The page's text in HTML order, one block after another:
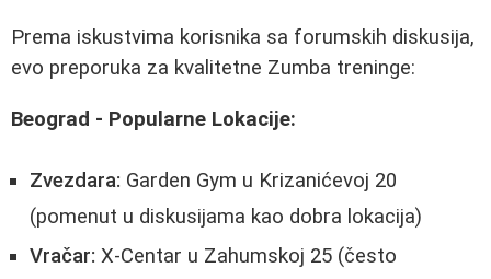
Prema iskustvima korisnika sa forumskih diskusija,
evo preporuka za kvalitetne Zumba treninge:
Beograd - Popularne Lokacije:
Zvezdara: Garden Gym u Krizanićevoj 20
(pomenut u diskusijama kao dobra lokacija)
Vračar: X-Centar u Zahumskoj 25 (često